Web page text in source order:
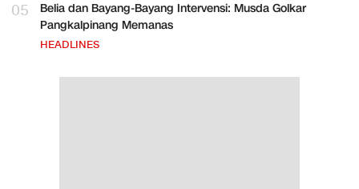
05
Belia dan Bayang-Bayang Intervensi: Musda Golkar
Pangkalpinang Memanas
HEADLINES